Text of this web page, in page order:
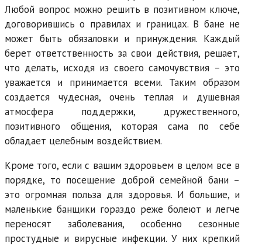
Любой вопрос можно решить в позитивном ключе,
договорившись о правилах и границах. В бане не
может быть обязаловки и принуждения. Каждый
берет ответственность за свои действия, решает,
что делать, исходя из своего самочувствия – это
уважается и принимается всеми. Таким образом
создается чудесная, очень теплая и душевная
атмосфера поддержки, дружественного,
позитивного общения, которая сама по себе
обладает целебным воздействием.
Кроме того, если с вашим здоровьем в целом все в
порядке, то посещение доброй семейной бани –
это огромная польза для здоровья. И большие, и
маленькие банщики гораздо реже болеют и легче
переносят заболевания, особенно сезонные
простудные и вирусные инфекции. У них крепкий